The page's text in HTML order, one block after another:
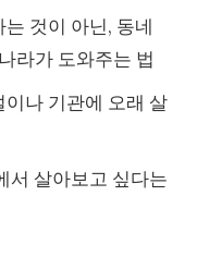
것이 아닌, 동네
라가 도와주는 법
나 기관에 오래 살
서 살아보고 싶다는